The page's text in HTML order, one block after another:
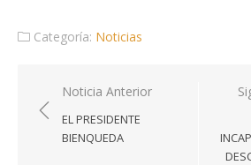
Categoría: Noticias
Navegación
de
entradas
Noticia Anterior
EL PRESIDENTE
BIENQUEDA